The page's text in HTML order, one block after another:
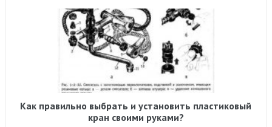
Как правильно выбрать и установить пластиковый
кран своими руками?